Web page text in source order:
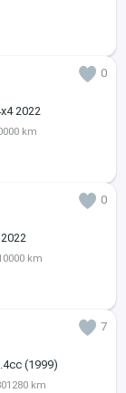
0
2022
km
0
2022
km
7
(1999)
km